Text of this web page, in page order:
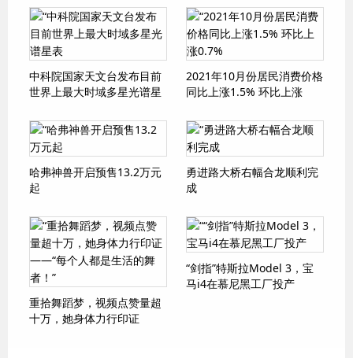
中科院国家天文台发布目前
世界上最大时域多星光谱星
2021年10月份居民消费价格
同比上涨1.5% 环比上涨
哈弗神兽开启预售13.2万元
起
勇进路大桥右幅合龙顺利完
成
重拾舞蹈梦，视频点赞量超
十万，她身体力行印证
“剑指”特斯拉Model 3，宝
马i4在慕尼黑工厂投产